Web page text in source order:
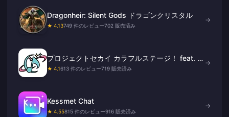
Dragonheir: Silent Gods ドラゴンクリスタル
★ 4.13749 件のレビュー702 販売済み
→
プロジェクトセカイ カラフルステージ！ feat. 初
音ミク
★ 4.1613 件のレビュー719 販売済み
→
Kessmet Chat
★ 4.55815 件のレビュー916 販売済み
→